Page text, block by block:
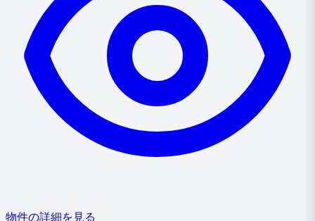
物件の詳細を見る